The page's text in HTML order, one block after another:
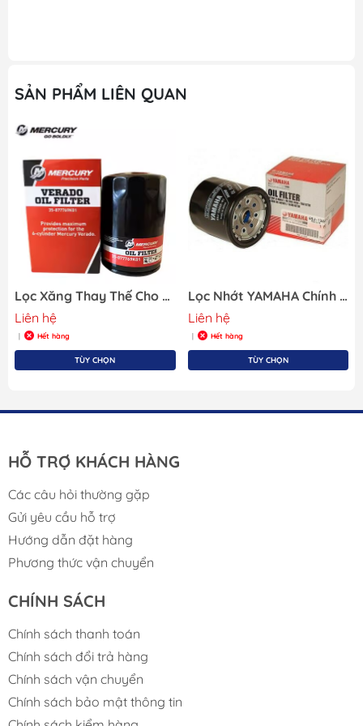
SẢN PHẨM LIÊN QUAN
Lọc Xăng Thay Thế Cho Động Cơ Cano Merucry
Liên hệ
Hết hàng
TÙY CHỌN
Lọc Nhớt YAMAHA Chính Hãng 69J-13440-03
Liên hệ
Hết hàng
TÙY CHỌN
HỖ TRỢ KHÁCH HÀNG
Các câu hỏi thường gặp
Gửi yêu cầu hỗ trợ
Hướng dẫn đặt hàng
Phương thức vận chuyển
CHÍNH SÁCH
Chính sách thanh toán
Chính sách đổi trả hàng
Chính sách vận chuyển
Chính sách bảo mật thông tin